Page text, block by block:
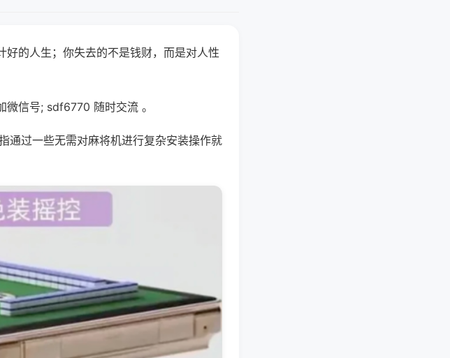
的人生；你失去的不是钱财，而是对人性
信号; sdf6770 随时交流 。
通过一些无需对麻将机进行复杂安装操作就